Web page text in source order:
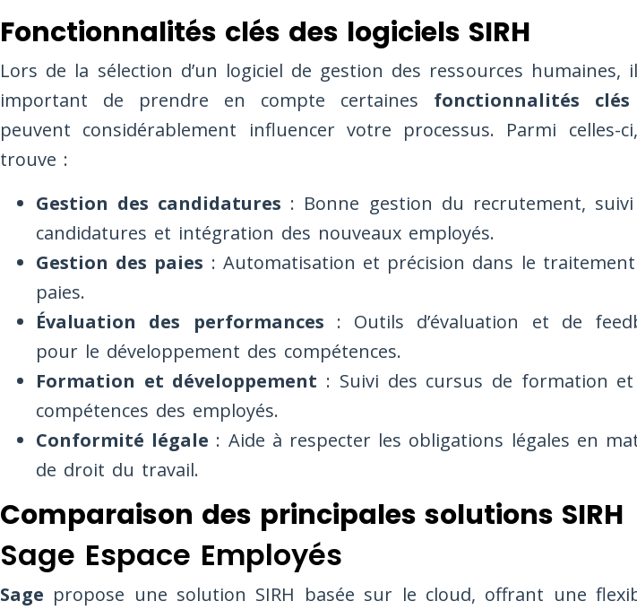
Fonctionnalités clés des logiciels SIRH
Lors de la sélection d’un logiciel de gestion des ressources humaines,
important de prendre en compte certaines fonctionnalités clés
peuvent considérablement influencer votre processus. Parmi celles-
trouve :
Gestion des candidatures : Bonne gestion du recrutement, suivi
candidatures et intégration des nouveaux employés.
Gestion des paies : Automatisation et précision dans le
paies.
Évaluation des performances : Outils d’évaluation et de
pour le développement des compétences.
Formation et développement : Suivi des cursus de formation et
compétences des employés.
Conformité légale : Aide à respecter les obligations légales en
de droit du travail.
Comparaison des principales solutions SIRH
Sage Espace Employés
Sage propose une solution SIRH basée sur le cloud, offrant une